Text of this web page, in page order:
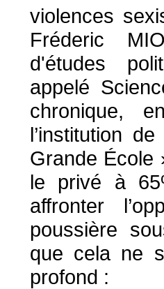
violences
Fréderic
d'études
appelé
chronique,
l’institution
Grande École
le privé à
affronter
poussière
que cela ne
profond :